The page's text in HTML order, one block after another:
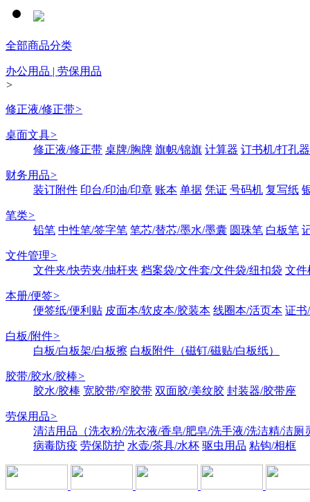
全部商品分类
办公用品 | 劳保用品
>
修正液/修正带>
桌面文具>
修正液/修正带 桌牌/胸牌 旗帜/锦旗 计算器 订书机/打孔器
财务用品>
装订附件 印台/印油/印章 账本 单据 凭证 号码机 复写纸
笔类>
铅笔 中性笔/签字笔 笔芯/替芯/墨水/墨囊 圆珠笔 白板笔
文件管理>
文件夹/快劳夹/抽杆夹 档案袋/文件套/文件袋/纽扣袋 文件
本册/便签>
便签纸/便利贴 皮面本/软皮本/胶装本 线圈本/活页本 证书
白板/附件>
白板/白板架/白板擦 白板附件（磁钉/磁贴/白板纸）
胶带/胶水/胶棒>
胶水/胶棒 宽胶带/窄胶带 双面胶/美纹胶 封装器/胶带座
劳保用品>
清洁用品（洗衣粉/洗衣液/香皂/肥皂/洗手液/洗洁精/洁厕
病毒防疫 劳保防护 水壶/茶具/水杯 驱虫用品 粘钩/相框